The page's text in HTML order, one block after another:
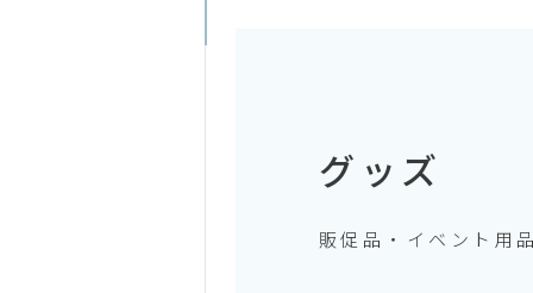
グッズ
販促品・イベント用